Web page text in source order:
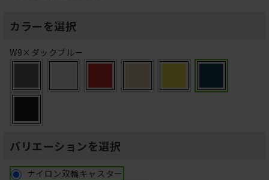
カラーを選択
W9×ダックブルー
バリエーションを選択
ナイロン双輪キャスター